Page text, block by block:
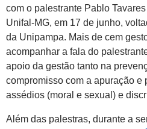
com o palestrante Pablo
Unifal-MG, em 17 de junho,
da Unipampa. Mais de cem
acompanhar a fala do
apoio da gestão tanto na
compromisso com a apuração e
assédios (moral e sexual) e
Além das palestras, durante a